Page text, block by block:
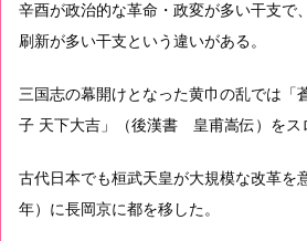
辛酉が政治的な革命・政変が多い干支で
刷新が多い干支という違いがある。
三国志の幕開けとなった黄巾の乱では「
子 天下大吉」（後漢書 皇甫嵩伝）をス
古代日本でも桓武天皇が大規模な改革を
年）に長岡京に都を移した。